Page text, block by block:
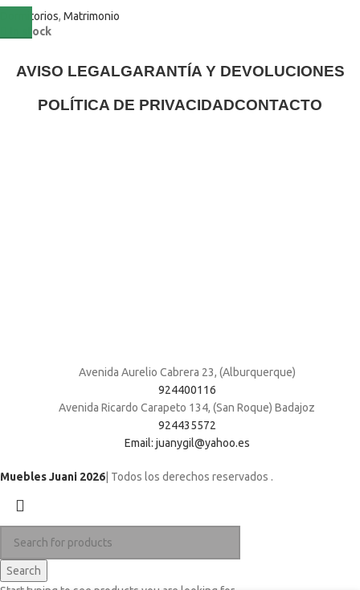
Dormitorios, Matrimonio
In stock
AVISO LEGALGARANTÍA Y DEVOLUCIONES
POLÍTICA DE PRIVACIDADCONTACTO
Avenida Aurelio Cabrera 23, (Alburquerque)
924400116
Avenida Ricardo Carapeto 134, (San Roque) Badajoz
924435572
Email: juanygil@yahoo.es
Muebles Juani 2026 | Todos los derechos reservados .
Search